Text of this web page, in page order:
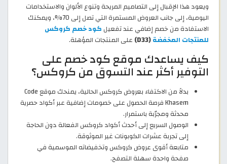
ويعود هذا الإقبال إلى التصاميم المريحة وتنوع الألوان والاستخدامات
اليومية، إلى جانب العروض المستمرة التي تصل إلى 70%، ويمكنك
الاستفادة من خصم إضافي عند تفعيل كود خصم كروكس
للمنتجات المخفضة(D33) على المنتجات المؤهلة.
كيف يساعدك موقع كود خصم على
التوفير أكثر عند التسوق من كروكس؟
بدلاً من الاكتفاء بعروض كروكس الحالية، يمنحك موقع Code
Khasem فرصة الحصول على خصومات إضافية عبر أكواد حصرية
محدثة ومجرّبة باستمرار.
الوصول السريع إلى أحدث أكواد كروكس الفعالة دون الحاجة
إلى تجربة عشرات الكوبونات غير الموثوقة.
متابعة أقوى عروض كروكس وتخفيضاته الموسمية في
صفحة واحدة سهلة التصفح.